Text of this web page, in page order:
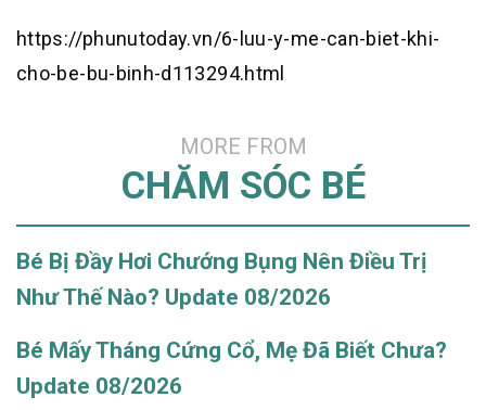
https://phunutoday.vn/6-luu-y-me-can-biet-khi-
cho-be-bu-binh-d113294.html
MORE FROM
CHĂM SÓC BÉ
Bé Bị Đầy Hơi Chướng Bụng Nên Điều Trị
Như Thế Nào? Update 08/2026
Bé Mấy Tháng Cứng Cổ, Mẹ Đã Biết Chưa?
Update 08/2026